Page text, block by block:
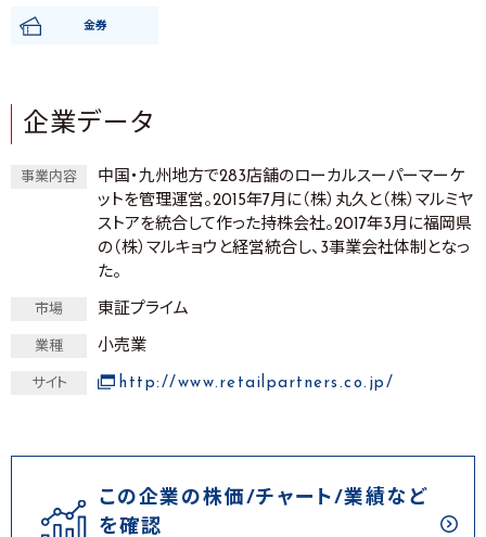
金券
企業データ
事業内容
中国・九州地方で283店舗のローカルスーパーマーケ
ットを管理運営。2015年7月に（株）丸久と（株）マルミヤ
ストアを統合して作った持株会社。2017年3月に福岡県
の（株）マルキョウと経営統合し、3事業会社体制となっ
た。
市場 東証プライム
業種 小売業
サイト http://www.retailpartners.co.jp/
この企業の株価/チャート/業績など
を確認